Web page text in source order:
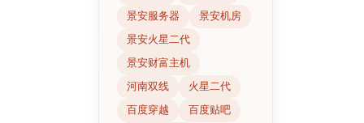
景安服务器 景安机房
景安火星二代
景安财富主机
河南双线 火星二代
百度穿越 百度贴吧